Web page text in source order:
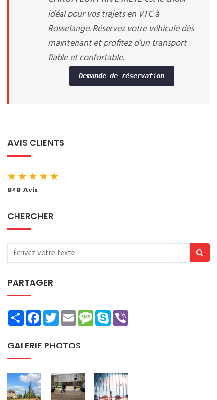
idéal pour vos trajets en VTC à
Rosselange. Réservez votre véhicule dès
maintenant et profitez d’un transport
fiable et confortable.
Demande de réservation
AVIS CLIENTS
★★★★★
848 Avis
CHERCHER
PARTAGER
ShareFacebookTwitterEmailMessage
Skype
GALERIE PHOTOS